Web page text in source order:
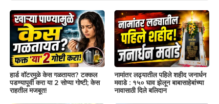
हार्ड वॉटरमुळे केस गळतायत? टक्कल
पडण्यापूर्वी करा या 2 सोप्या गोष्टी; केस
राहतील मजबूत!
नामांतर लढ्यातील पहिले शहीद जनार्धन
मवाडे : १५० घाव झेलून बाबासाहेबांच्या
नावासाठी दिले बलिदान